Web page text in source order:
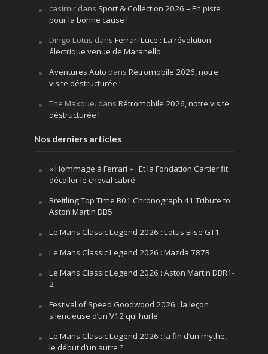
casimirdans Sport & Collection 2026 – En piste
pour la bonne cause !
Dingo Lotus dans Ferrari Luce : La révolution
électrique venue de Maranello
Aventures Auto dans Rétromobile 2026, notre
visite déstructurée !
The Maxque. dans Rétromobile 2026, notre visite
déstructurée !
Nos derniers articles
« Hommage à Ferrari » : Et la Fondation Cartier fit
décoller le cheval cabré
Breitling Top Time B01 Chronograph 41 Tribute to
Aston Martin DB5
Le Mans Classic Legend 2026 : Lotus Elise GT1
Le Mans Classic Legend 2026 : Mazda 787B
Le Mans Classic Legend 2026 : Aston Martin DBR1-
2
Festival of Speed Goodwood 2026 : la leçon
silencieuse d’un V12 qui hurle
Le Mans Classic Legend 2026 : la fin d’un mythe,
le début d’un autre ?